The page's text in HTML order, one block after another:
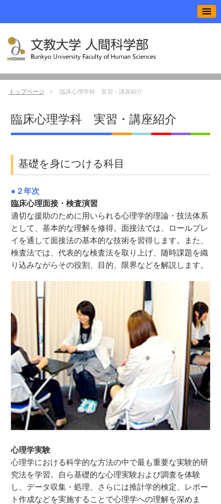
トップページ 臨床心理学科 実習・講座紹介
臨床心理学科 実習・講座紹介
基礎を身につける科目
●２年次
臨床心理面接・検査演習
適切な援助のために用いられる心理学的理論・技法体系
として、基本的な理解を修得。面接法では、ロールプレ
イを通して面接法の基本的な技術を習得します。また、
検査法では、代表的な検査法を取り上げ、随時課題を織
り込みながらその役割、目的、限界などを解説します。
心理学実験
心理学における科学的な方法の中で最も重要な実験的研
究法を学習。自ら基礎的な心理実験および調査を体験
し、データ収集・処理、さらには推計学的検定、レポー
ト作成などを実施することで心理学への理解を深めま